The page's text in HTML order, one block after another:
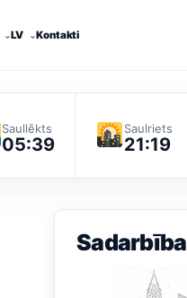
LV Kontakti
Saullēkts
05:39
Saulriets
21:19
Sadarbība